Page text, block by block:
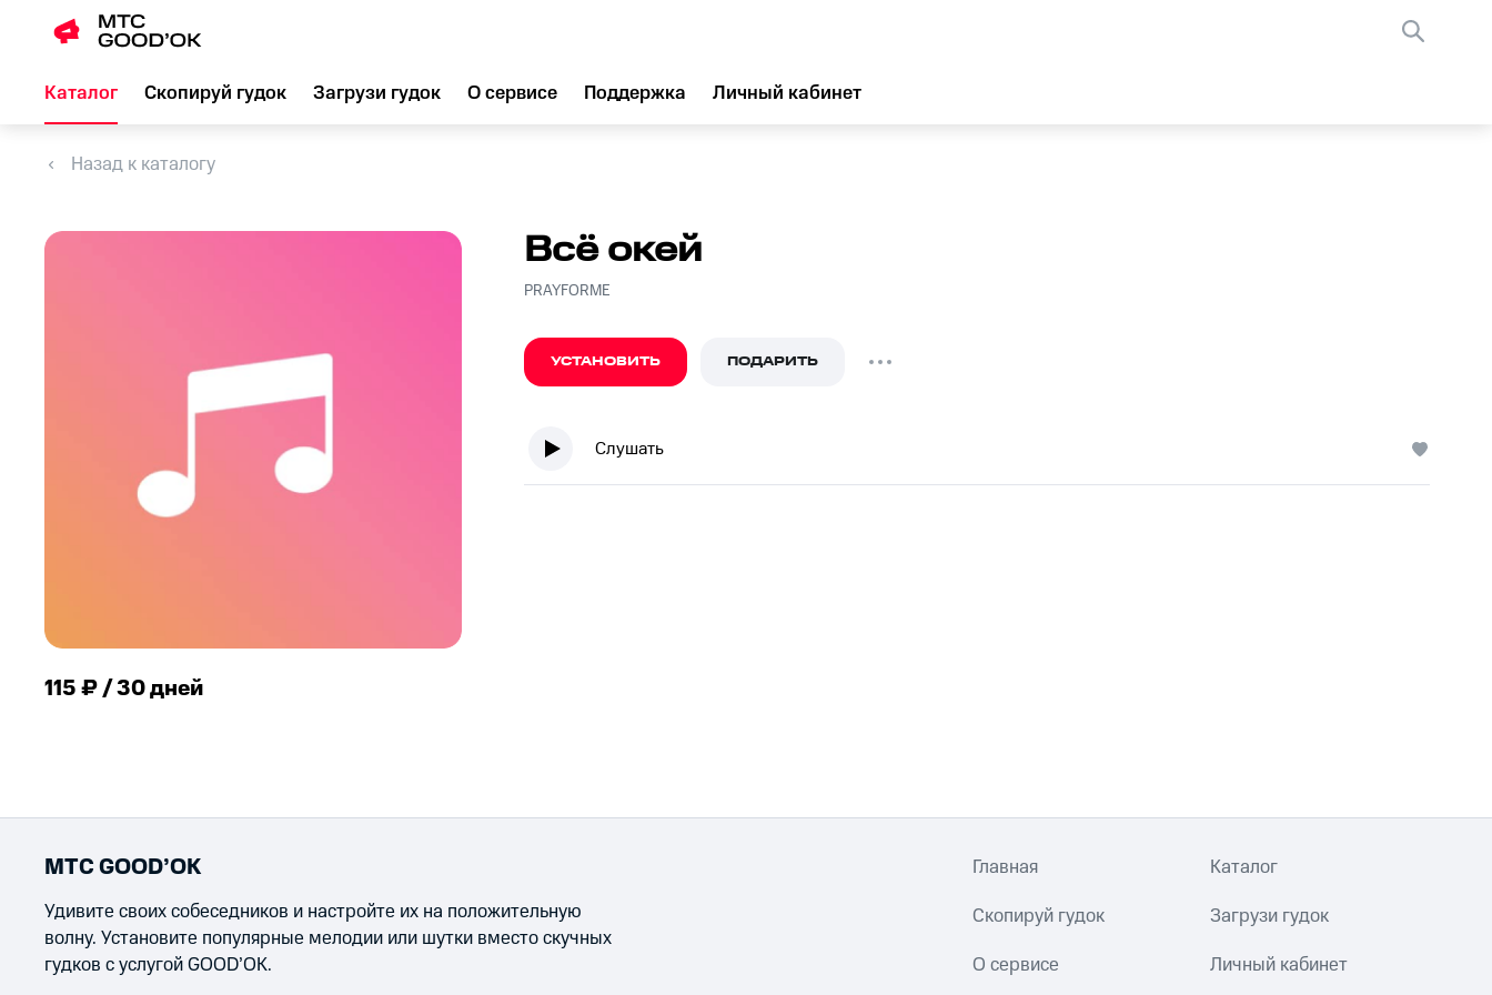
Каталог Скопируй гудок Загрузи гудок О сервисе Поддержка Личный кабинет
Назад к каталогу
115 ₽ / 30 дней
Всё окей
PRAYFORME
УСТАНОВИТЬ ПОДАРИТЬ
Слушать
МТС GOOD’OK
Удивите своих собеседников и настройте их на положительную
волну. Установите популярные мелодии или шутки вместо скучных
гудков с услугой GOOD’OK.
Главная Каталог
Скопируй гудок Загрузи гудок
О сервисе Личный кабинет